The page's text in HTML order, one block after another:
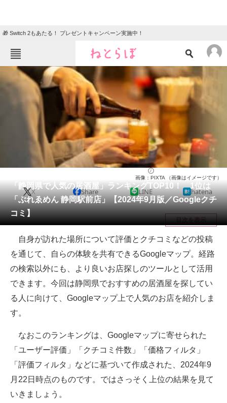
🎁 Switch 2もあたる！ プレゼントキャンペーン実施中！
ねとらぼメニュー
TOP ニュース
エンタメ クイズ
地域
教育・育児
リサーチ
会員記事
メディア
注目記事を集めた総合ページ
ITの今と未来を見通す
スマホと通信の最新トレンド
進化するPCとデバイスの未来
ビジネスと働き方のヒント
企業ITのトレンドを詳説
「静岡県で人気の居酒屋」ランキングTOP10！ 1位は
「ぶれゑめん 静岡駅前店」【2024年9月版／Googleクチ
コミ】
画像：PIXTA （画像はイメージです）
X Share LINE hatena
目次を表示
自身が訪れた場所について評価とクチコミなどの投稿
を通じて、自らの体験を共有できるGoogleマップ。経路
の検索以外にも、より良いお店探しのツールとして活用
できます。今回は静岡県でおすすめの居酒屋を探してい
る人に向けて、Googleマップ上で人気のお店を紹介しま
す。
なおこのランキングは、Googleマップに寄せられた
「ユーザー評価」「クチコミ件数」「価格フィルタ」
「評価フィルタ」などに基づいて作成された、2024年9
月22日時点のものです。ではさっそく上位の結果を見て
いきましょう。